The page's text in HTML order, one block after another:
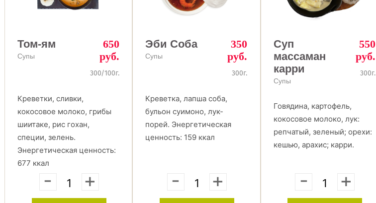
Том-ям
Супы
650
руб.
300/100г.
Креветки, сливки,
кокосовое молоко, грибы
шиитаке, рис гохан,
специи, зелень.
Энергетическая ценность:
677 ккал
- +
Эби Соба
Супы
350
руб.
300г.
Креветка, лапша соба,
бульон суимоно, лук-
порей. Энергетическая
ценность: 159 ккал
- +
Суп
массаман
карри
Супы
550
руб.
300г.
Говядина, картофель,
кокосовое молоко, лук:
репчатый, зеленый; орехи:
кешью, арахис; карри.
- +